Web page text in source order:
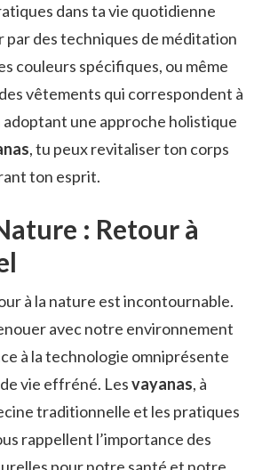
dans ta vie quotidienne
par des techniques de méditation
couleurs spécifiques, ou même
vêtements qui correspondent à
adoptant une approche holistique
, tu peux revitaliser ton corps
ton esprit.
: Retour à
à la nature est incontournable.
avec notre environnement
à la technologie omniprésente
vie effréné. Lesvayanas, à
traditionnelle et les pratiques
rappellent l’importance des